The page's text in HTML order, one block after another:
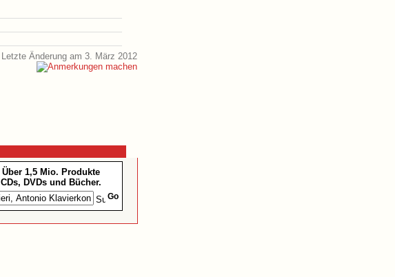
Letzte Änderung am 3. März 2012
Über 1,5 Mio. Produkte
CDs, DVDs und Bücher.
Go